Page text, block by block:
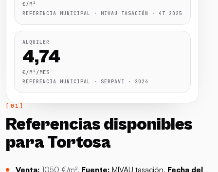
€/M²
REFERENCIA MUNICIPAL · MIVAU TASACIÓN · 4T 2025
ALQUILER
4,74
€/M²/MES
REFERENCIA MUNICIPAL · SERPAVI · 2024
Referencias disponibles
para Tortosa
Venta: 1050 €/m². Fuente: MIVAU tasación. Fecha del